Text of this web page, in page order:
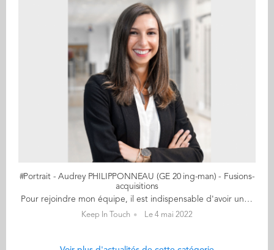
#Portrait - Audrey PHILIPPONNEAU (GE 20 ing-man) - Fusions-
acquisitions
Pour rejoindre mon équipe, il est indispensable d'avoir une double-compétence data-finance "Audencia n'était que le début d'une belle aventure et il est important de garder les liens que nous avons commencé à tisser. Et ce, que soit lors des anniversaires de notre promo ou autour d'une bière en afterwork", nous lance Audrey Philipponneau (GE 20), nouvelle Ambassadrice de sa promo et de sa communauté ingénieur-manager. Membre d'IC Team à Audencia et du BDE à Centrale, cette Niçoise apprécie particulièrement l'humain, les rencontres mais pas que... Audrey affectionne également les chiffres et la data qu'elle manie à merveille au sein de sa fonction d'Analyst - Deal Analytics (M&A | Strategy) chez PwC France. Un parcours qu'elle nous raconte... 1) En quoi consiste précisément votre fonction ? J'appartiens à l'équipe Deal Analytics, une petite équipe de 15 personnes dans le département Transactions de PwC. J'interviens sur les projets de fusions-acquisitions (pré, pendant ou post-deal). Grâce à la maîtrise de la data et des techniques d'analytiques avancées, nous apportons une vision complémentaire sur l'entreprise cible. Notre force, c’est d’abord de pouvoir identifier et combiner les bonnes données pour enrichir les analyses et ainsi mieux comprendre la performance de l'entreprise, sa rentabilité, ses facteurs de succès ou encore son environnement compétitif. 2) Que vous a apporté votre double diplôme ? Pour rejoindre mon équipe, il est indispensable d'avoir une double compétence data-finance. Sans le double diplôme, je n'aurais jamais pu l'intégrer. A Centrale, j'ai développé des compétences en système d'information et manipulation de la donnée qui me sont aujourd'hui indispensables. D'un autre côté, grâce à ma spécialisation en Corporate Finance à Audencia, je suis à même de comprendre les problématiques de rentabilité, de valorisation d'entreprise et les différents indicateurs financiers sur lesquels je travaille au quotidien. 3) Comment allier impact financier et impact environnemental ? Selon moi, les décisions stratégiques et financières doivent prendre en compte l'impact qu'elles vont avoir sur l'environnement et leur impact au niveau social également. Les entreprises sont de plus en plus sensibilisées à ces aspects mais la logique financière reste encore le premier 'driver' lors de la prise de décision. Aujourd'hui, il y a une véritable prise de conscience de la part de la population et de vraies attentes pour des produits et services plus respectueux de l'environnement. Je suis convaincue qu'il est possible d'allier ces deux aspects et c'est ce que nous devons viser au quotidien. 4) Selon vous, qu’est-ce qu’un ingénieur-manager aujourd’hui ? Un ingénieur-manager comprend à la fois les enjeux business et les aspects techniques sous-jacents. Il fait le lien entre la partie technique et son utilité pour l'utilisateur final. Ceci est une vraie force et l'ingénieur-manager peut ainsi faire le lien entre les différentes parties de l'entreprise, participer aux différentes étapes du développement d'un produit (ou service) et d'intervenir sur toute la chaine de création de valeur. 5) Quel est votre meilleur souvenir à l'Ecole ? Les belles rencontres que j'ai pu y faire !
Keep In Touch Le 4 mai 2022